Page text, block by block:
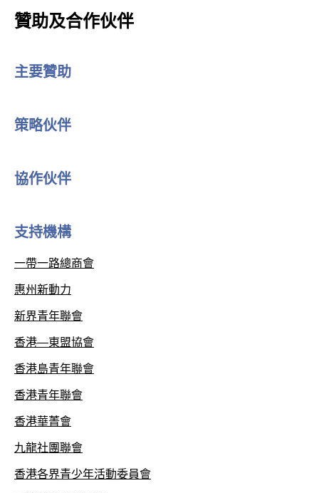
贊助及合作伙伴
主要贊助
策略伙伴
協作伙伴
支持機構
一帶一路總商會
惠州新動力
新界青年聯會
香港—東盟協會
香港島青年聯會
香港青年聯會
香港華菁會
九龍社團聯會
香港各界青少年活動委員會